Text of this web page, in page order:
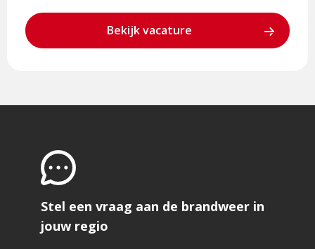
Bekijk vacature
Stel een vraag aan de brandweer in
jouw regio